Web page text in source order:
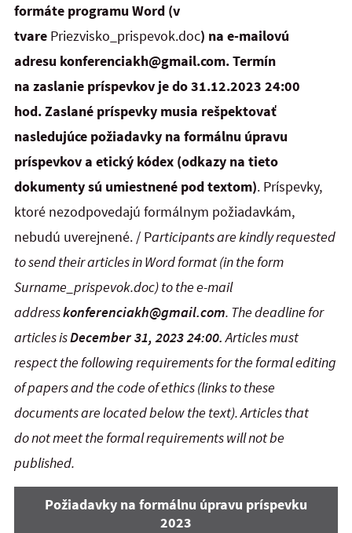
formáte programu Word (v
tvare Priezvisko_prispevok.doc) na e-mailovú
adresu konferenciakh@gmail.com.Termín
na zaslanie príspevkov jedo 31.12.2023 24:00
hod.Zaslané príspevky musia rešpektovať
nasledujúce požiadavky na formálnu úpravu
príspevkova etický kódex (odkazy na tieto
dokumenty sú umiestnené pod textom). Príspevky,
ktoré nezodpovedajú formálnym požiadavkám,
nebudú uverejnené. / Participants are kindly requested
to send their articles in Word format (in the form
Surname_prispevok.doc) to the e-mail
addresskonferenciakh@gmail.com. The deadline for
articles isDecember 31, 2023 24:00. Articles must
respect the following requirements for the formal editing
of papers and the code of ethics (links to these
documents are located below the text). Articles that
do not meet the formal requirements will not be
published.
Požiadavky na formálnu úpravu príspevku
2023